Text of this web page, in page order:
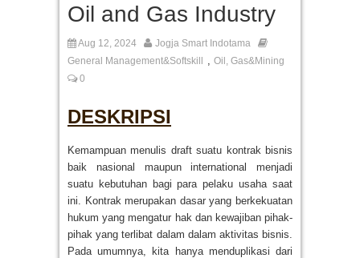
Oil and Gas Industry
Aug 12, 2024
Jogja Smart Indotama
General Management&Softskill
Oil, Gas&Mining
0
DESKRIPSI
Kemampuan menulis draft suatu kontrak bisnis
baik nasional maupun international menjadi
suatu kebutuhan bagi para pelaku usaha saat
ini. Kontrak merupakan dasar yang berkekuatan
hukum yang mengatur hak dan kewajiban pihak-
pihak yang terlibat dalam dalam aktivitas bisnis.
Pada umumnya, kita hanya menduplikasi dari